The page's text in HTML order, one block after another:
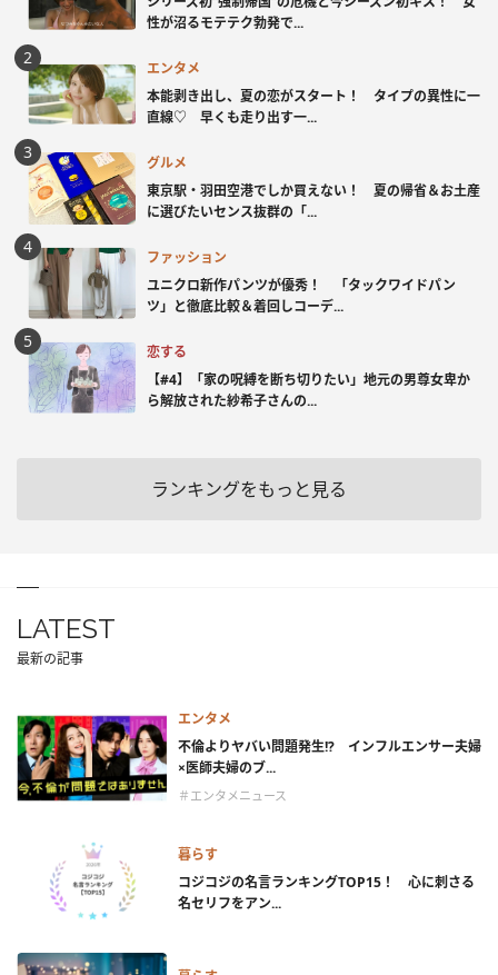
性が沼るモテテク勃発で...
エンタメ
本能剥き出し、夏の恋がスタート！ タイプの異性に一
直線♡ 早くも走り出す一...
グルメ
東京駅・羽田空港でしか買えない！ 夏の帰省＆お土産
に選びたいセンス抜群の「...
ファッション
ユニクロ新作パンツが優秀！ 「タックワイドパン
ツ」と徹底比較＆着回しコーデ...
恋する
【#4】「家の呪縛を断ち切りたい」地元の男尊女卑か
ら解放された紗希子さんの...
ランキングをもっと見る
LATEST
最新の記事
エンタメ
不倫よりヤバい問題発生!? インフルエンサー夫婦
×医師夫婦のブ...
＃エンタメニュース
暮らす
コジコジの名言ランキングTOP15！ 心に刺さる
名セリフをアン...